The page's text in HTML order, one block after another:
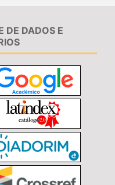
DE DADOS E